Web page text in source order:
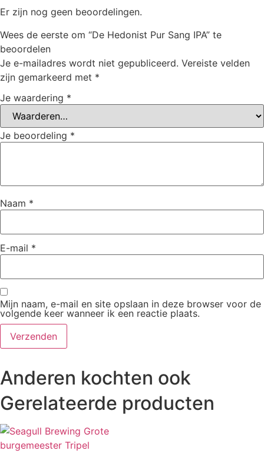
Er zijn nog geen beoordelingen.
Wees de eerste om “De Hedonist Pur Sang IPA” te
beoordelen
Je e-mailadres wordt niet gepubliceerd. Vereiste velden
zijn gemarkeerd met *
Je waardering *
Je beoordeling *
Naam *
E-mail *
Mijn naam, e-mail en site opslaan in deze browser voor de
volgende keer wanneer ik een reactie plaats.
Anderen kochten ook
Gerelateerde producten